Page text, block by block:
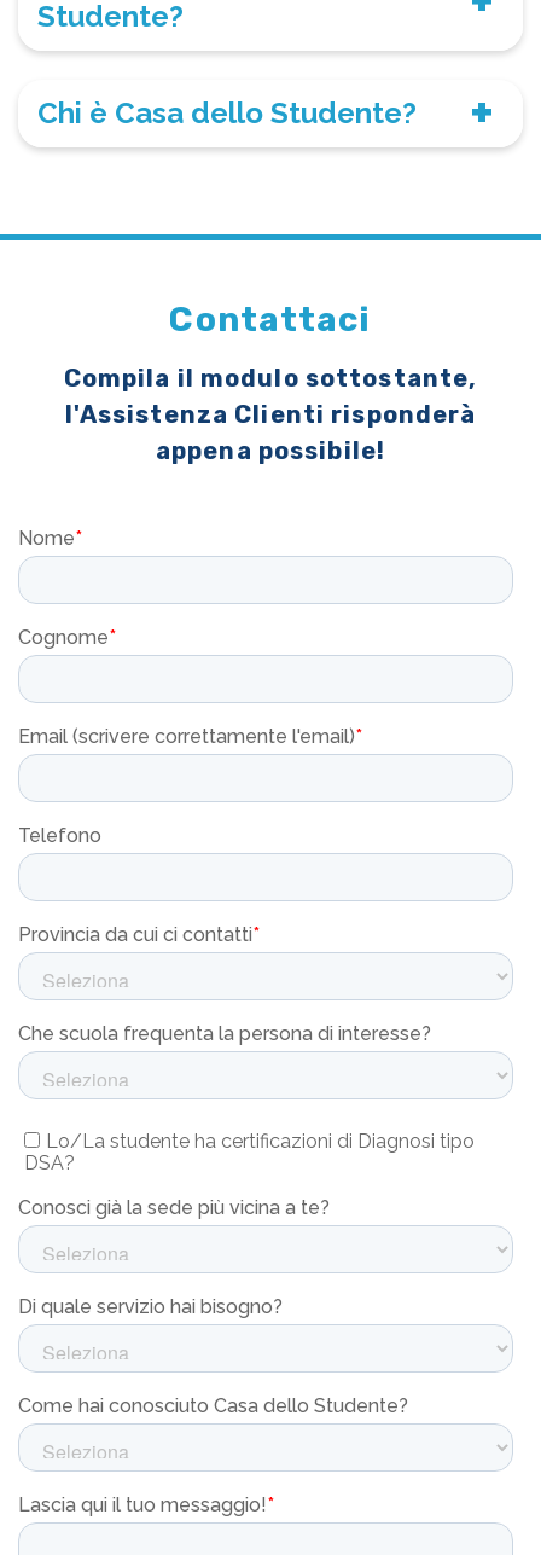
Studente?
Chi è Casa dello Studente?
Contattaci
Compila il modulo sottostante,
l'Assistenza Clienti risponderà
appena possibile!